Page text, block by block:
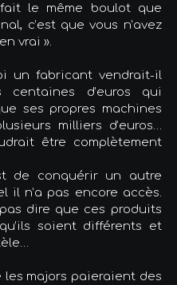
fait le même boulot que
c’est que vous n’avez
vrai ».
un fabricant vendrait-il
d’euros qui
ses propres machines
milliers d’euros…
être complètement
de conquérir un autre
il n’a pas encore accès.
dire que ces produits
soient différents et
majors paieraient des